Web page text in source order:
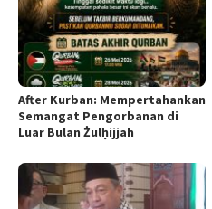
After Kurban: Mempertahankan
Semangat Pengorbanan di
Luar Bulan Żulḥijjah